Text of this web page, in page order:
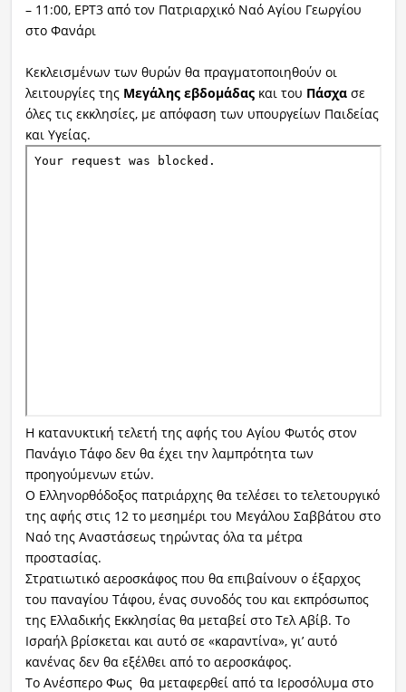
– 11:00, ΕΡΤ3 από τον Πατριαρχικό Ναό Αγίου Γεωργίου
στο Φανάρι
Κεκλεισμένων των θυρών θα πραγματοποιηθούν οι
λειτουργίες της Μεγάλης εβδομάδαςκαι του Πάσχασε
όλες τις εκκλησίες, με απόφαση των υπουργείων Παιδείας
και Υγείας.
Η κατανυκτική τελετή της αφής του Αγίου Φωτός στον
Πανάγιο Τάφο δεν θα έχει την λαμπρότητα των
προηγούμενων ετών.
Ο Ελληνορθόδοξος πατριάρχης θα τελέσει το τελετουργικό
της αφής στις 12 το μεσημέρι του Μεγάλου Σαββάτου στο
Ναό της Αναστάσεως τηρώντας όλα τα μέτρα
προστασίας.
Στρατιωτικό αεροσκάφος που θα επιβαίνουν ο έξαρχος
του παναγίου Τάφου, ένας συνοδός του και εκπρόσωπος
της Ελλαδικής Εκκλησίας θα μεταβεί στο Τελ Αβίβ. Το
Ισραήλ βρίσκεται και αυτό σε «καραντίνα», γι’ αυτό
κανένας δεν θα εξέλθει από το αεροσκάφος.
Το Ανέσπερο Φως θα μεταφερθεί από τα Ιεροσόλυμα στο